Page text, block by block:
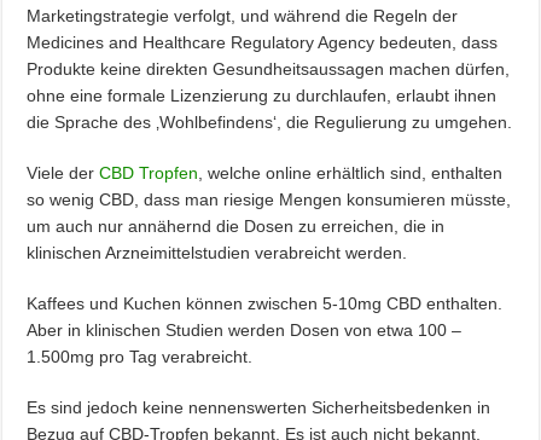
Marketingstrategie verfolgt, und während die Regeln der
Medicines and Healthcare Regulatory Agency bedeuten, dass
Produkte keine direkten Gesundheitsaussagen machen dürfen,
ohne eine formale Lizenzierung zu durchlaufen, erlaubt ihnen
die Sprache des ‚Wohlbefindens‘, die Regulierung zu umgehen.
Viele derCBD Tropfen , welche online erhältlich sind, enthalten
so wenig CBD, dass man riesige Mengen konsumieren müsste,
um auch nur annähernd die Dosen zu erreichen, die in
klinischen Arzneimittelstudien verabreicht werden.
Kaffees und Kuchen können zwischen 5-10mg CBD enthalten.
Aber in klinischen Studien werden Dosen von etwa 100 –
1.500mg pro Tag verabreicht.
Es sind jedoch keine nennenswerten Sicherheitsbedenken in
Bezug auf CBD-Tropfen bekannt. Es ist auch nicht bekannt,